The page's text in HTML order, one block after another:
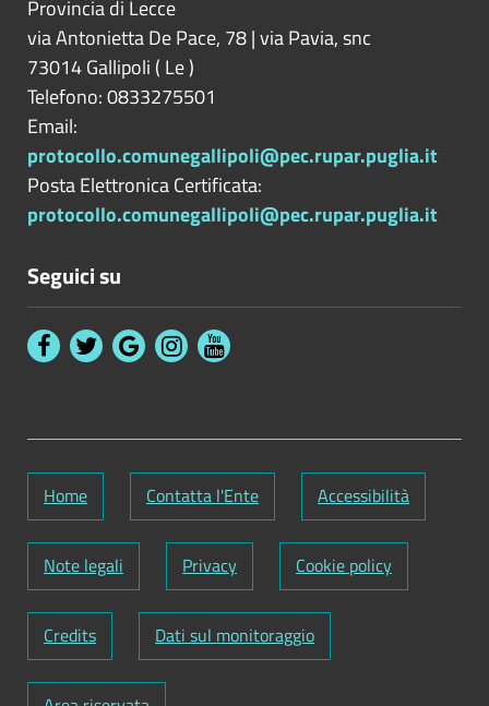
Provincia di Lecce
via Antonietta De Pace, 78 | via Pavia, snc
73014Gallipoli ( Le)
Telefono: 0833275501
Email:
protocollo.comunegallipoli@pec.rupar.puglia.it
Posta Elettronica Certificata:
protocollo.comunegallipoli@pec.rupar.puglia.it
Seguici su
Home Contatta l'Ente Accessibilità
Note legali Privacy Cookie policy
Credits Dati sul monitoraggio